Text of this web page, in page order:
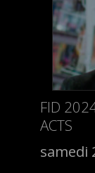
FID
ACTS
samedi